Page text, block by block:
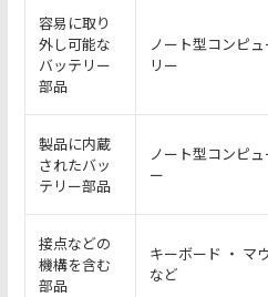
容易に取り
外し可能な
バッテリー
部品
ノート型コンピ
リー
製品に内蔵
されたバッ
テリー部品
ノート型コンピ
ー
接点などの
機構を含む
部品
キーボード ・ マ
など